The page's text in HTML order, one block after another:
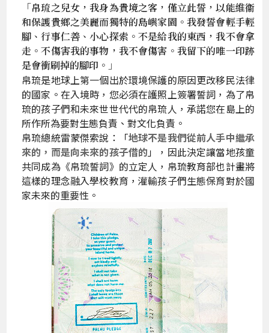
「帛琉之兒女，我身為貴境之客，僅立此誓，以能維衞
和保護貴鄉之美麗而獨特的島嶼家園。我發誓會輕手輕
腳、行事仁善、小心探索。不是給我的東西，我不會拿
走。不傷害我的事物，我不會傷害。我留下的唯一印跡
是會衝刷掉的腳印。」
帛琉是地球上第一個出於環境保護的原因更改移民法律
的國家。在入境時，您必須在護照上簽署誓詞，為了帛
琉的孩子們和未來世世代代的帛琉人，承諾您在島上的
所作所為要對生態負責、對文化負責。
帛琉總統雷蒙傑索說：「地球不是我們從前人手中繼承
來的，而是向未來的孩子借的」，因此決定讓當地孩童
共同成為《帛琉誓詞》的立定人，帛琉教育部也計畫將
這樣的理念融入學校教育，灌輸孩子們生態保育對於國
家未來的重要性。